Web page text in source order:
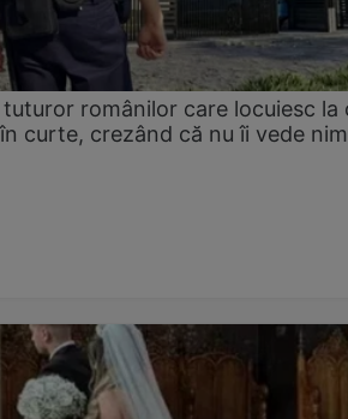
românilor care locuiesc la
curte, crezând că nu îi vede